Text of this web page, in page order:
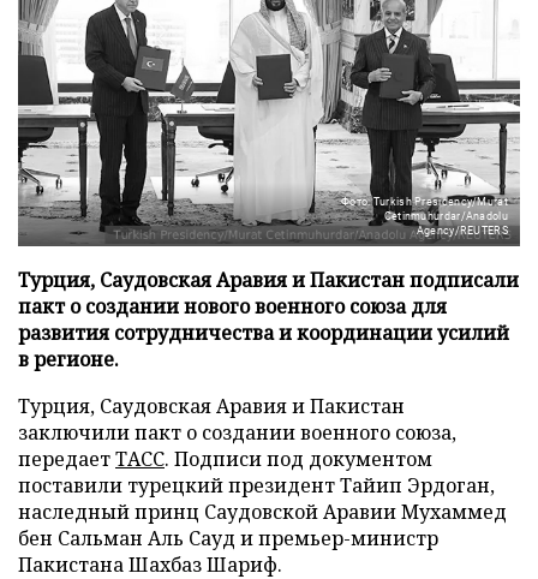
Фото: Turkish Presidency/Murat
Cetinmuhurdar/Anadolu
Agency/REUTERS
Турция, Саудовская Аравия и Пакистан подписали
пакт о создании нового военного союза для
развития сотрудничества и координации усилий
в регионе.
Турция, Саудовская Аравия и Пакистан
заключили пакт о создании военного союза,
передаетТАСС. Подписи под документом
поставили турецкий президент Тайип Эрдоган,
наследный принц Саудовской Аравии Мухаммед
бен Сальман Аль Сауд и премьер-министр
Пакистана Шахбаз Шариф.